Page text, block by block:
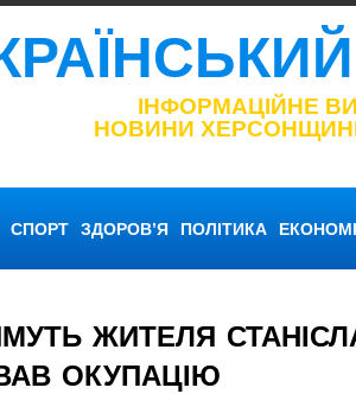
ІНФОРМАЦІЙНЕ
НОВИНИ ХЕРСОНЩИНИ
СПОРТ ЗДОРОВ’Я ПОЛІТИКА
ЖИТЕЛЯ
ОКУПАЦІЮ